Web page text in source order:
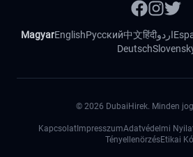
MagyarEnglishРусский中文हिंदीاردو
Deutsch
© 2026 DubaiHirek. Minden
Kapcsolat ImpresszumAdatvédelmi
TényellenörzésEtikai